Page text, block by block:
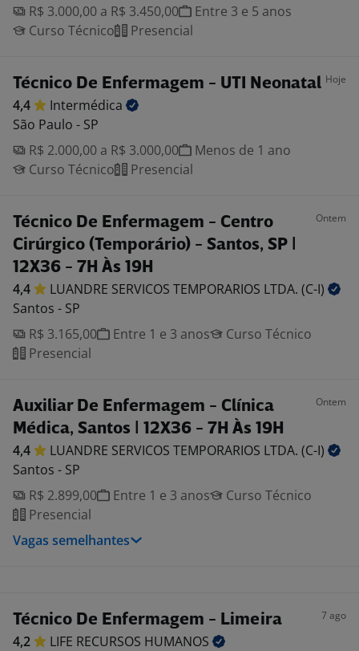
R$ 3.000,00 a R$ 3.450,00
Entre 3 e 5 anos
Curso Técnico
Presencial
Técnico De Enfermagem - UTI Neonatal Hoje
4,4
Intermédica
São Paulo - SP
R$ 2.000,00 a R$ 3.000,00
Menos de 1 ano
Curso Técnico
Presencial
Técnico De Enfermagem - Centro
Cirúrgico (Temporário) - Santos, SP |
12X36 - 7H Às 19H
Ontem
4,4 LUANDRE SERVICOS TEMPORARIOS LTDA. (C-I)
Santos - SP
R$ 3.165,00
Entre 1 e 3 anos
Curso Técnico
Presencial
Auxiliar De Enfermagem - Clínica
Médica, Santos | 12X36 - 7H Às 19H
Ontem
4,4 LUANDRE SERVICOS TEMPORARIOS LTDA. (C-I)
Santos - SP
R$ 2.899,00
Entre 1 e 3 anos
Curso Técnico
Presencial
Vagas semelhantes
Técnico De Enfermagem - Limeira 7 ago
4,2 LIFE RECURSOS HUMANOS